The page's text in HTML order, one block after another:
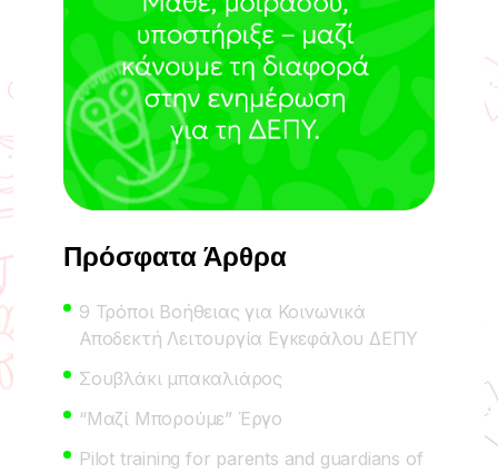
Πρόσφατα Άρθρα
9 Τρόποι Βοήθειας για Κοινωνικά
Αποδεκτή Λειτουργία Εγκεφάλου ΔΕΠΥ
Σουβλάκι μπακαλιάρος
“Μαζί Μπορούμε” Έργο
Pilot training for parents and guardians of